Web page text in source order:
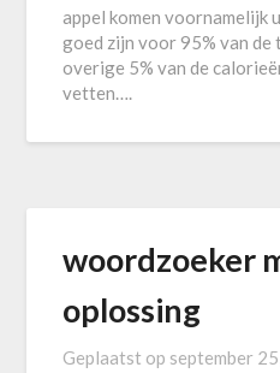
appel komen voornamelijk
goed zijn voor 95% van
overige 5% van de
vetten….
woordzoeker
oplossing
Geplaatst op september